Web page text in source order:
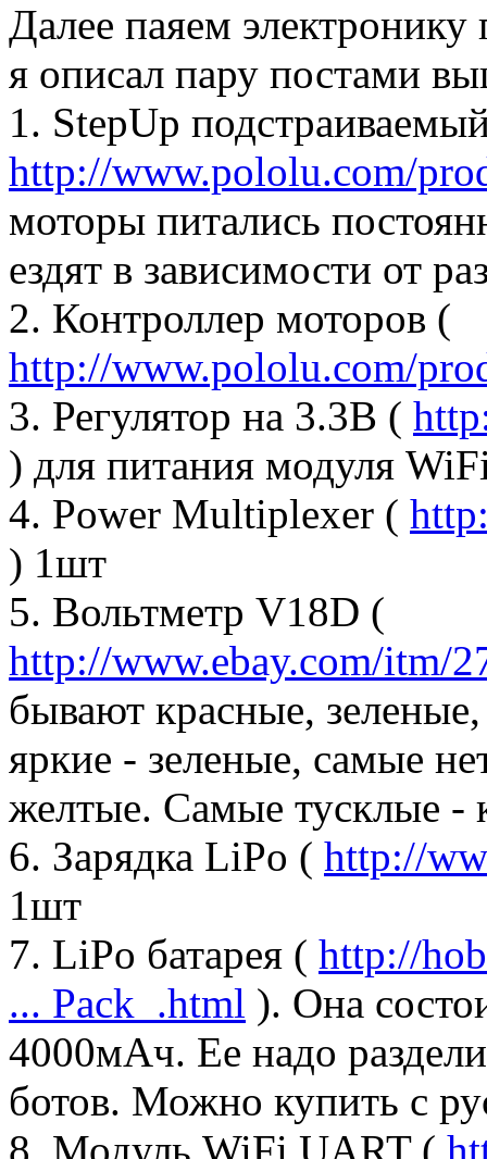
Далее паяем
я описал пару постами
1. StepUp
http://www.pololu.com/
моторы питались
ездят в зависимости от
2. Контроллер моторов (
http://www.pololu.com/
3. Регулятор на 3.3В (
) для питания модуля
4. Power Multiplexer (
) 1шт
5. Вольтметр V18D (
http://www.ebay.com/itm/
бывают красные,
яркие - зеленые, самые
желтые. Самые тусклые -
6. Зарядка LiPo ( http://
1шт
7. LiPo батарея ( http://
... Pack_.html ). Она
4000мАч. Ее надо
ботов. Можно купить с